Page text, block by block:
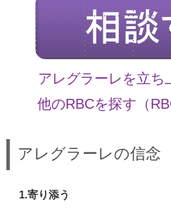
アレグラーレを立ち
他のRBCを探す（
アレグラーレの信念
1.寄り添う